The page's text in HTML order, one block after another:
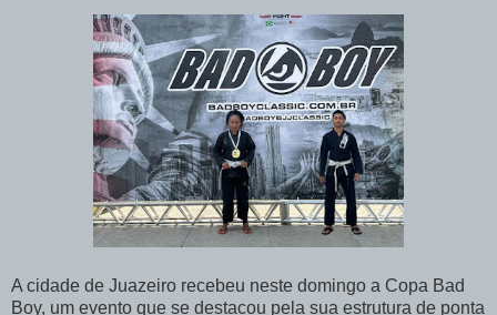
A cidade de Juazeiro recebeu neste domingo a Copa Bad
Boy, um evento que se destacou pela sua estrutura de ponta